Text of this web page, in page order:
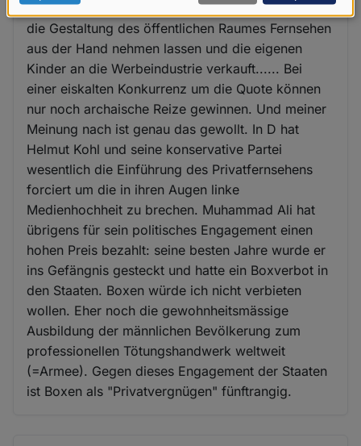
man mit der Einführung des Privatfernsehens sich
die Gestaltung des öffentlichen Raumes Fernsehen
aus der Hand nehmen lassen und die eigenen
Kinder an die Werbeindustrie verkauft...... Bei
einer eiskalten Konkurrenz um die Quote können
nur noch archaische Reize gewinnen. Und meiner
Meinung nach ist genau das gewollt. In D hat
Helmut Kohl und seine konservative Partei
wesentlich die Einführung des Privatfernsehens
forciert um die in ihren Augen linke
Medienhochheit zu brechen. Muhammad Ali hat
übrigens für sein politisches Engagement einen
hohen Preis bezahlt: seine besten Jahre wurde er
ins Gefängnis gesteckt und hatte ein Boxverbot in
den Staaten. Boxen würde ich nicht verbieten
wollen. Eher noch die gewohnheitsmässige
Ausbildung der männlichen Bevölkerung zum
professionellen Tötungshandwerk weltweit
(=Armee). Gegen dieses Engagement der Staaten
ist Boxen als "Privatvergnügen" fünftrangig.
Daten
und
Cookies